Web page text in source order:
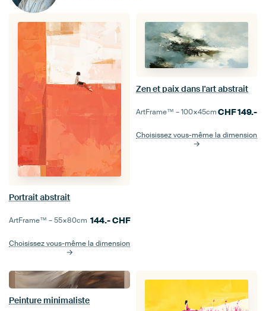
Portrait abstrait
ArtFrame™ –55×80cm 144.-CHF
Choisissez vous-même la dimension
Zen et paix dans l'art abstrait
ArtFrame™ –100×45cmCHF149.-
Choisissez vous-même la dimension
Peinture minimaliste